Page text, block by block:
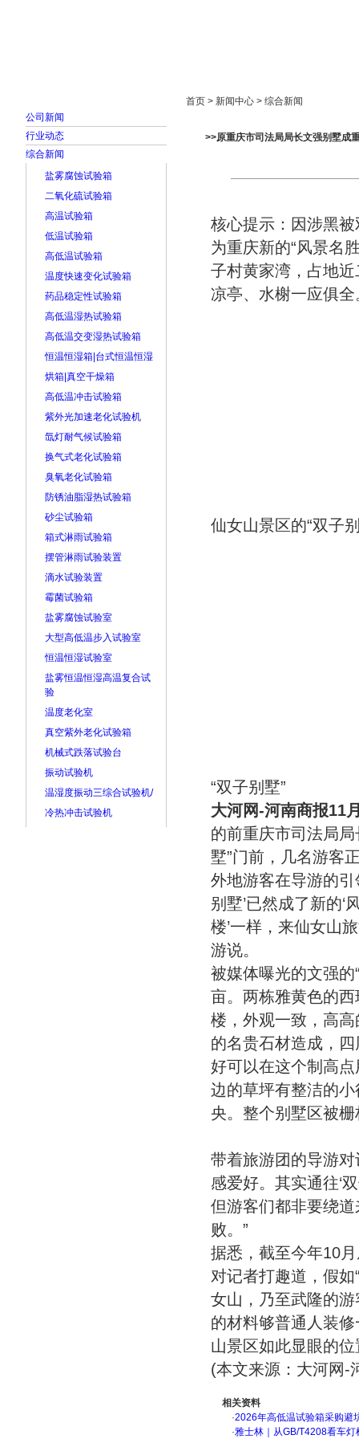
公司新闻
行业动态
综合新闻
盐雾腐蚀试验箱
二氧化硫试验箱
高温试验箱
低温试验箱
高低温试验箱
温度快速变化试验箱
药品稳定性试验箱
高低温湿热试验箱
高低温交变湿热试验箱
恒温恒湿箱|台式恒温恒湿
烘箱|真空干燥箱
高低温冲击试验箱
紫外光加速老化试验机
氙灯耐气候试验箱
换气式老化试验箱
臭氧老化试验箱
防锈油脂湿热试验箱
砂尘试验箱
箱式淋雨试验箱
摆管淋雨试验装置
滴水试验装置
霉菌试验箱
盐雾腐蚀试验室
大型高低温步入试验室
恒温恒湿试验室
盐雾恒温恒湿高温复合试
验
温度老化室
真空紫外老化试验箱
机械式跌落试验台
振动试验机
温湿度振动三综合试验机/
冷热冲击试验机
首页 > 新闻中心 > 综合新闻
>>原重庆市司法局局长文强别墅成
核心提示：因涉黑
为重庆新的“风景名
子村黄家湾，占地
凉亭、水榭一应俱全
仙女山景区的“双子
“双子别墅”
大河网-河南商报11
的前重庆市司法局
墅”门前，几名游客
外地游客在导游的引
别墅’已然成了新的
楼’一样，来仙女山
游说。
被媒体曝光的文强
亩。两栋雅黄色的
楼，外观一致，高
的名贵石材造成，
好可以在这个制高
边的草坪有整洁的
央。整个别墅区被
带着旅游团的导游
感爱好。其实通往‘
但游客们都非要绕
败。”
据悉，截至今年10
对记者打趣道，假
女山，乃至武隆的
的材料够普通人装
山景区如此显眼的
(本文来源：大河网-
相关资料
·2026年高低温试验箱采购
·雅士林｜从GB/T4208看车